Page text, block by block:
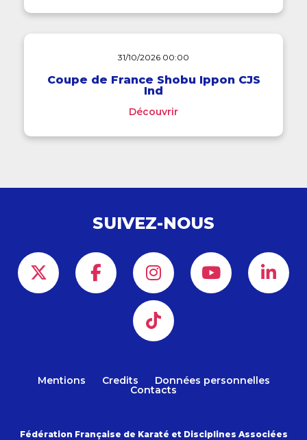
31/10/2026 00:00
Coupe de France Shobu Ippon CJS
Ind
Découvrir
SUIVEZ-NOUS
Mentions Credits Données personnelles
Contacts
Fédération Française de Karaté et Disciplines Associées